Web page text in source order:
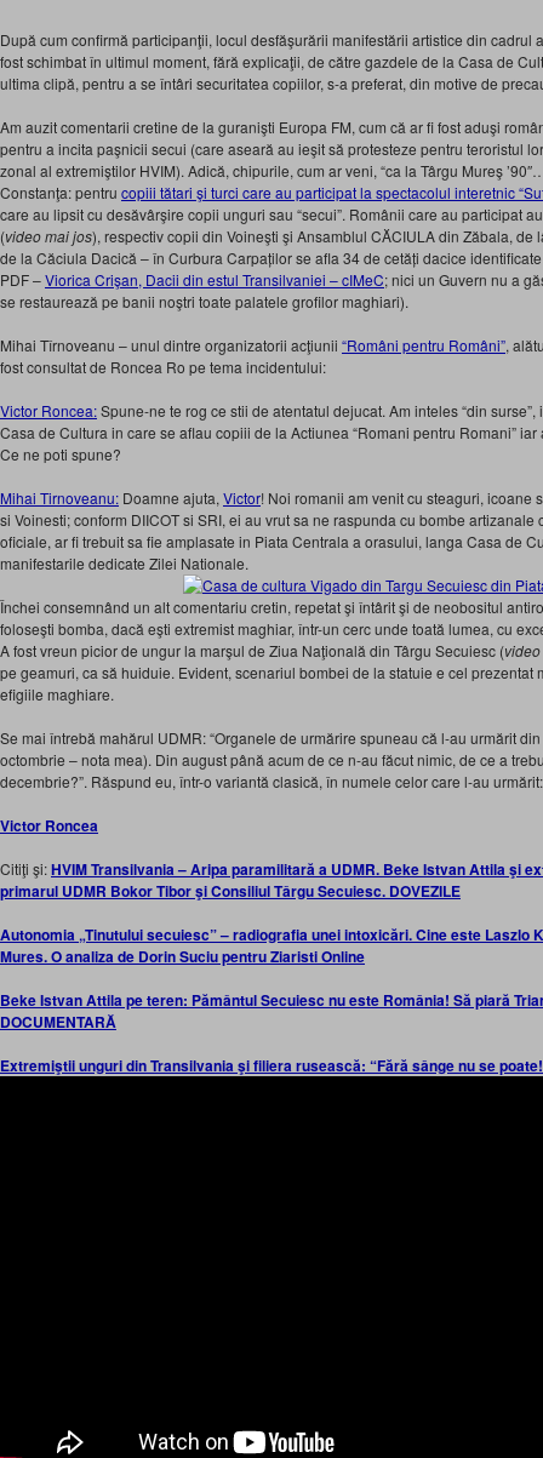
După cum confirmă participanţii, locul desfăşurării manifestării artistice din cadrul
fost schimbat în ultimul moment, fără explicaţii, de către gazdele de la Casa de
ultima clipă, pentru a se întâri securitatea copiilor, s-a preferat, din motive de
Am auzit comentarii cretine de la guranişti Europa FM, cum că ar fi fost aduşi
pentru a incita paşnicii secui (care aseară au ieşit să protesteze pentru teroristul
zonal al extremiştilor HVIM). Adică, chipurile, cum ar veni, “ca la Târgu Mureş
Constanţa: pentru copiii tătari şi turci care au participat la spectacolul interetnic
care au lipsit cu desăvârşire copii unguri sau “secui”. Românii care au participat
(video mai jos), respectiv copii din Voineşti şi Ansamblul CĂCIULA din Zăbala, de
de la Căciula Dacică – în Curbura Carpaților se afla 34 de cetăți dacice
PDF –Viorica Crişan, Dacii din estul Transilvaniei – cIMeC; nici un Guvern nu a
se restaurează pe banii noştri toate palatele grofilor maghiari).
Mihai Tîrnoveanu – unul dintre organizatorii acţiunii “Români pentru Români”,
fost consultat de Roncea Ro pe tema incidentului:
Victor Roncea:Spune-ne te rog ce stii de atentatul dejucat. Am inteles “din
Casa de Cultura in care se aflau copiii de la Actiunea “Romani pentru Romani”
Ce ne poti spune?
Mihai Tirnoveanu: Doamne ajuta, Victor! Noi romanii am venit cu steaguri, icoane
si Voinesti; conform DIICOT si SRI, ei au vrut sa ne raspunda cu bombe
oficiale, ar fi trebuit sa fie amplasate in Piata Centrala a orasului, langa Casa de
manifestarile dedicate Zilei Nationale.
Închei consemnând un alt comentariu cretin, repetat şi întârit şi de neobositul
foloseşti bomba, dacă eşti extremist maghiar, într-un cerc unde toată lumea, cu
A fost vreun picior de ungur la marşul de Ziua Naţională din Târgu Secuiesc (
pe geamuri, ca să huiduie. Evident, scenariul bombei de la statuie e cel prezentat
efigiile maghiare.
Se mai întrebă mahărul UDMR: “Organele de urmărire spuneau că l-au urmărit
octombrie – nota mea). Din august până acum de ce n-au făcut nimic, de ce a
decembrie?”. Răspund eu, într-o variantă clasică, în numele celor care l-au
Victor Roncea
Citiţi şi:HVIM Transilvania – Aripa paramilitară a UDMR. Beke Istvan Attila şi
primarul UDMR Bokor Tibor şi Consiliul Târgu Secuiesc. DOVEZILE
Autonomia „Tinutului secuiesc” – radiografia unei intoxicări. Cine este Laszlo
Mures. O analiza de Dorin Suciu pentru Ziaristi Online
Beke Istvan Attila pe teren: Pământul Secuiesc nu este România! Să piară
DOCUMENTARĂ
Extremiştii unguri din Transilvania şi filiera rusească: “Fără sânge nu se